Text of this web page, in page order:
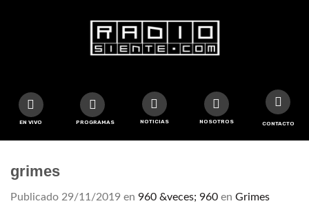
EN VIVO PROGRAMAS NOTICIAS NOSOTROS CONTACTO
grimes
Publicado 29/11/2019 en 960 &veces; 960 en Grimes